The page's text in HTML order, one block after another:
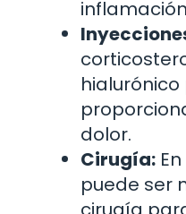
dolor.
Cirugía:
puede ser